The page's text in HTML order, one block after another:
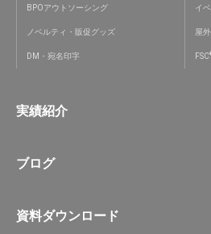
BPOアウトソーシング イ
ノベルティ・販促グッズ 屋
DM・宛名印字 FSC
実績紹介
ブログ
資料ダウンロード